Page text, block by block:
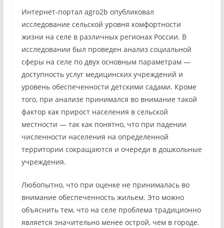
Интернет-портал agro2b опубликовал
исследование сельской уровня комфортности
жизни на селе в различных регионах России. В
исследовании был проведен анализ социальной
сферы на селе по двух основным параметрам —
доступность услуг медицинских учреждений и
уровень обеспеченности детскими садами. Кроме
того, при анализе принимался во внимание такой
фактор как прирост населения в сельской
местности — так как понятно, что при падении
численности населения на определенной
территории сокращаются и очереди в дошкольные
учреждения.
Любопытно, что при оценке не принималась во
внимание обеспеченность жильем. Это можно
объяснить тем, что на селе проблема традиционно
является значительно менее острой, чем в городе.